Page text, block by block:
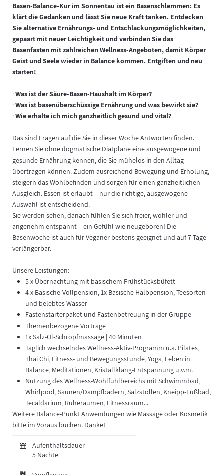
Basen-Balance-Kur im Sonnentau ist ein Basenschlemmen: Es
klärt die Gedanken und lässt Sie neue Kraft tanken. Entdecken
Sie alternative Ernährungs- und Entschlackungsmöglichkeiten,
gepaart mit neuer Leichtigkeit und verbinden Sie das
Basenfasten mit zahlreichen Wellness-Angeboten, damit Körper
Geist und Seele wieder in Balance kommen. Entgiften und neu
starten!
·Was ist der Säure-Basen-Haushalt im Körper?
·Was ist basenüberschüssige Ernährung und was bewirkt sie?
·Wie erhalte ich mich ganzheitlich gesund und vital?
Das sind Fragen auf die Sie in dieser Woche Antworten finden.
Lernen Sie ohne dogmatische Diätpläne eine ausgewogene und
gesunde Ernährung kennen, die Sie mühelos in den Alltag
übertragen können. Zudem ausreichend Bewegung und Erholung,
steigern das Wohlbefinden und sorgen für einen ganzheitlichen
Ausgleich. Essen ist erlaubt – nur die richtige, ausgewogene
Auswahl ist entscheidend.
Sie werden sehen, danach fühlen Sie sich freier, wohler und
angenehm entspannt – ein Gefühl wie neugeboren! Die
Basenwoche ist auch für Veganer bestens geeignet und auf 7 Tage
verlängerbar.
Unsere Leistungen:
5 x Übernachtung mit basischem Frühstücksbüfett
4 x Basische-Vollpension, 1x Basische Halbpension, Teesorten
und belebtes Wasser
Fastenstarterpaket und Fastenbetreuung in der Gruppe
Themenbezogene Vorträge
1x Salz-Öl-Schröpfmassage | 40 Minuten
Täglich wechselndes Wellness-Aktiv-Programm u.a. Pilates,
Thai Chi, Fitness- und Bewegungsstunde, Yoga, Leben in
Balance, Meditationen, Kristallklang-Entspannung u.v.m.
Nutzung des Wellness-Wohlfühlbereichs mit Schwimmbad,
Whirlpool, Saunen/Dampfbädern, Salzstollen, Kneipp-Fußbad,
Tecaldarium, Ruheräumen, Fitnessraum...
Weitere Balance-Punkt Anwendungen wie Massage oder Kosmetik
bitte im Voraus buchen. Danke!
Aufenthaltsdauer
5 Nächte